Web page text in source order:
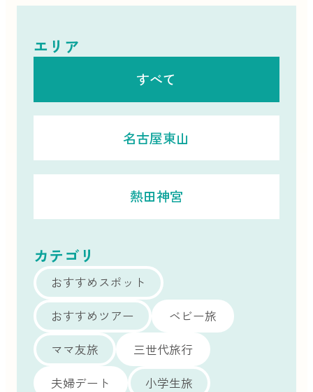
エリア
すべて
名古屋東山
熱田神宮
カテゴリ
おすすめスポット
おすすめツアー
ベビー旅
ママ友旅
三世代旅行
夫婦デート
小学生旅